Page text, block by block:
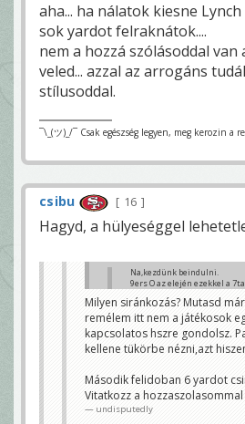
aha... ha nálatok kiesne
sok yardot felraknátok....
nem a hozzá szólásoddal van
veled... azzal az arrogáns
stílusoddal.
¯\_(ツ)_/¯ Csak egészség legyen, meg kerozin a
csibu 16
Hagyd, a hülyeséggel
Na,kezdünk beindulni.
9ers O az elején ezekkel a
first downjuk se volt.
undisputedly
megnőtt az arc látom a kezdeti
Josszi
Milyen siránkozás? Mutasd
remélem itt nem a játékosok
kapcsolatos hszre gondolsz.
kellene tükörbe nézni,azt
Második felidoban 6 yardot
Vitatkozz a
undisputedly